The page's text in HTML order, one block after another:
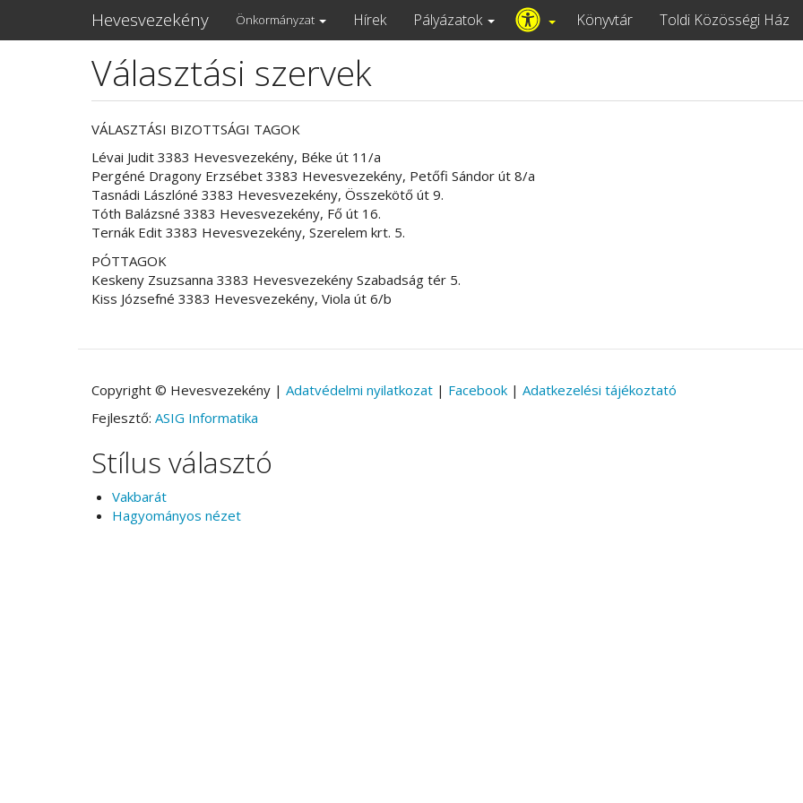
Hevesvezekény
Main
navigation
Önkormányzat Hírek Pályázatok Könyvtár Toldi Közösségi Ház
Választási szervek
VÁLASZTÁSI BIZOTTSÁGI TAGOK
Lévai Judit 3383 Hevesvezekény, Béke út 11/a
Pergéné Dragony Erzsébet 3383 Hevesvezekény, Petőfi Sándor út 8/a
Tasnádi Lászlóné 3383 Hevesvezekény, Összekötő út 9.
Tóth Balázsné 3383 Hevesvezekény, Fő út 16.
Ternák Edit 3383 Hevesvezekény, Szerelem krt. 5.
PÓTTAGOK
Keskeny Zsuzsanna 3383 Hevesvezekény Szabadság tér 5.
Kiss Józsefné 3383 Hevesvezekény, Viola út 6/b
Copyright © Hevesvezekény | Adatvédelmi nyilatkozat | Facebook | Adatkezelési tájékoztató
Fejlesztő: ASIG Informatika
Stílus választó
Vakbarát
Hagyományos nézet